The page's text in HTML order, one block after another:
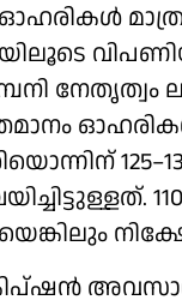
മാത്രം
നേതൃത്വം
ഓഹരികൾ